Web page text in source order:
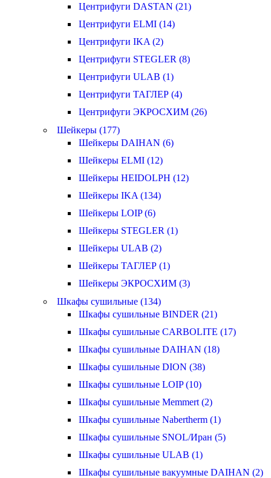
Центрифуги DASTAN (21)
Центрифуги ELMI (14)
Центрифуги IKA (2)
Центрифуги STEGLER (8)
Центрифуги ULAB (1)
Центрифуги ТАГЛЕР (4)
Центрифуги ЭКРОСХИМ (26)
Шейкеры (177)
Шейкеры DAIHAN (6)
Шейкеры ELMI (12)
Шейкеры HEIDOLPH (12)
Шейкеры IKA (134)
Шейкеры LOIP (6)
Шейкеры STEGLER (1)
Шейкеры ULAB (2)
Шейкеры ТАГЛЕР (1)
Шейкеры ЭКРОСХИМ (3)
Шкафы сушильные (134)
Шкафы сушильные BINDER (21)
Шкафы сушильные CARBOLITE (17)
Шкафы сушильные DAIHAN (18)
Шкафы сушильные DION (38)
Шкафы сушильные LOIP (10)
Шкафы сушильные Memmert (2)
Шкафы сушильные Nabertherm (1)
Шкафы сушильные SNOL/Иран (5)
Шкафы сушильные ULAB (1)
Шкафы сушильные вакуумные DAIHAN (2)